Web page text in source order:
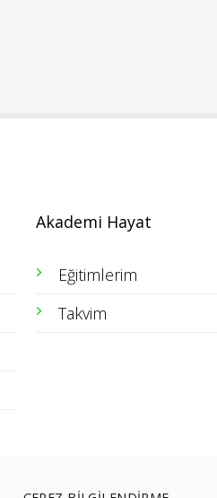
Akademi Hayat
Eğitimlerim
Takvim